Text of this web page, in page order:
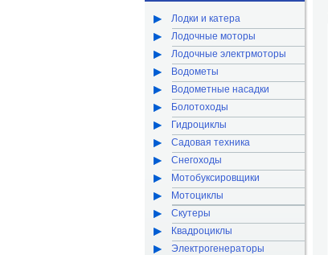
Лодки и катера
Лодочные моторы
Лодочные электрмоторы
Водометы
Водометные насадки
Болотоходы
Гидроциклы
Садовая техника
Снегоходы
Мотобуксировщики
Мотоциклы
Скутеры
Квадроциклы
Электрогенераторы